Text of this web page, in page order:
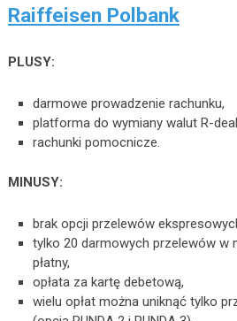
Raiffeisen Polbank
PLUSY:
darmowe prowadzenie rachunku,
platforma do wymiany walut R-
rachunki pomocnicze.
MINUSY:
brak opcji przelewów
tylko 20 darmowych przelewów w
płatny,
opłata za kartę debetową,
wielu opłat można uniknąć tylko